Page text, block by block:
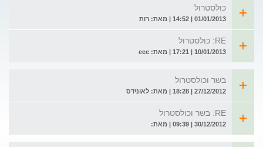
כולסטרול
01/01/2013 | 14:52 | מאת: רות
RE: כולסטרול
10/01/2013 | 17:21 | מאת: eee
בשר וכולסטרול
27/12/2012 | 18:28 | מאת: לאונידס
RE: בשר וכולסטרול
30/12/2012 | 09:39 | מאת: